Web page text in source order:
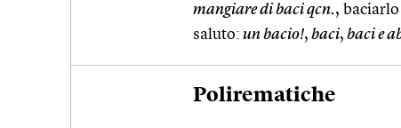
mangiare di baci qcn.,
saluto: un bacio!, baci, baci e
Polirematiche